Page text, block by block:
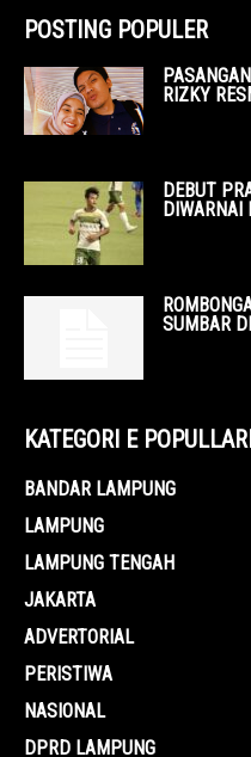
POSTING POPULER
RIZKY
DEBUT
DIWARNAI
SUMBAR
KATEGORI E
BANDAR LAMPUNG
LAMPUNG
LAMPUNG TENGAH
JAKARTA
ADVERTORIAL
PERISTIWA
NASIONAL
DPRD LAMPUNG